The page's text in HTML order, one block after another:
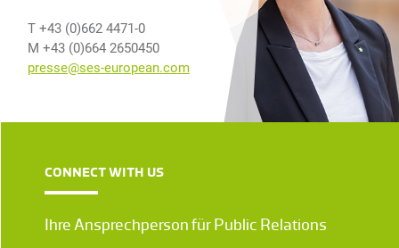
T +43 (0)662 4471-0
M +43 (0)664 2650450
presse@ses-european.com
CONNECT WITH US
Ihre Ansprechperson für Public Relations